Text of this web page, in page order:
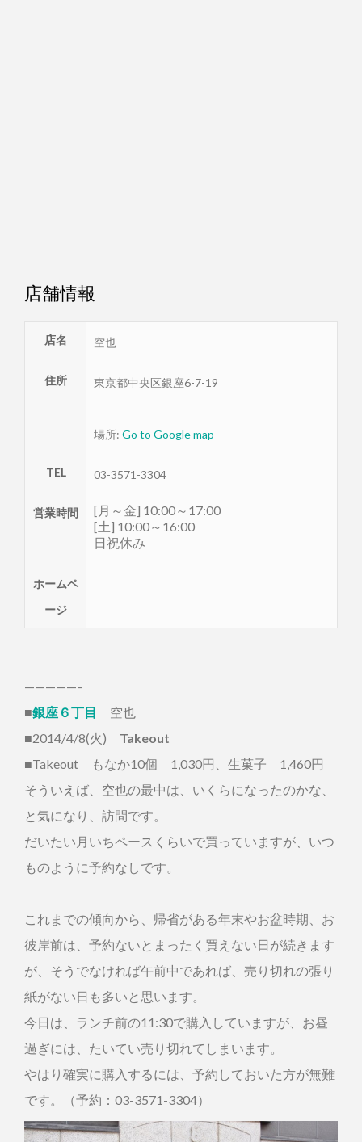
店舗情報
店名 空也
住所 東京都中央区銀座6-7-19
場所: Go to Google map
TEL 03-3571-3304
営業時間
[月～金] 10:00～17:00
[土] 10:00～16:00
日祝休み
ホームペ
ージ
—————–
■銀座６丁目
空也
■2014/4/8(火) Takeout
■Takeout もなか10個 1,030円、生菓子 1,460円
そういえば、空也の最中は、いくらになったのかな、
と気になり、訪問です。
だいたい月いちペースくらいで買っていますが、いつ
ものように予約なしです。
これまでの傾向から、帰省がある年末やお盆時期、お
彼岸前は、予約ないとまったく買えない日が続きます
が、そうでなければ午前中であれば、売り切れの張り
紙がない日も多いと思います。
今日は、ランチ前の11:30で購入していますが、お昼
過ぎには、たいてい売り切れてしまいます。
やはり確実に購入するには、予約しておいた方が無難
です。（予約：03-3571-3304）